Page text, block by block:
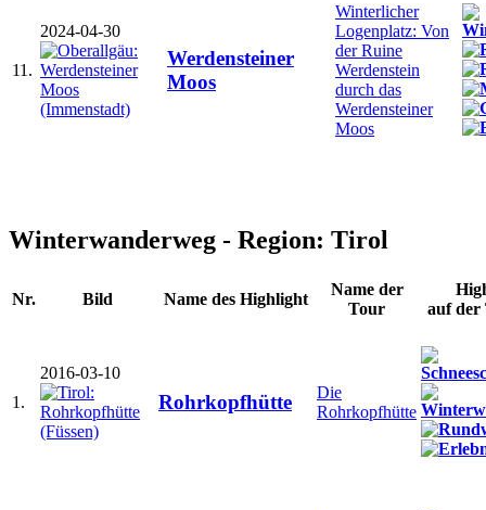
11.
2024-04-30
Werdensteiner
Moos
Winterlicher
Logenplatz: Von
der Ruine
Werdenstein
durch das
Werdensteiner
Moos
Winterwanderweg - Region: Tirol
Nr. Bild Name des Highlight
Name der
Tour
auf
1.
2016-03-10
Rohrkopfhütte
Die
Rohrkopfhütte